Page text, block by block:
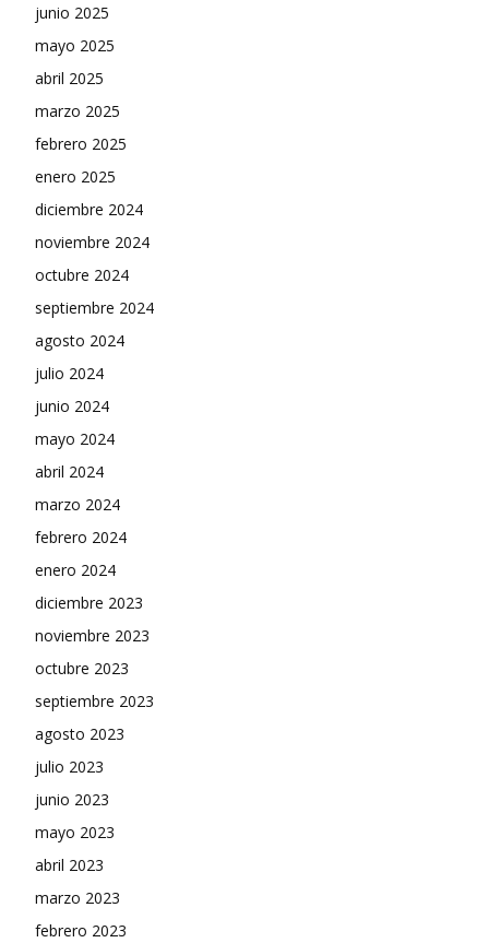
junio 2025
mayo 2025
abril 2025
marzo 2025
febrero 2025
enero 2025
diciembre 2024
noviembre 2024
octubre 2024
septiembre 2024
agosto 2024
julio 2024
junio 2024
mayo 2024
abril 2024
marzo 2024
febrero 2024
enero 2024
diciembre 2023
noviembre 2023
octubre 2023
septiembre 2023
agosto 2023
julio 2023
junio 2023
mayo 2023
abril 2023
marzo 2023
febrero 2023